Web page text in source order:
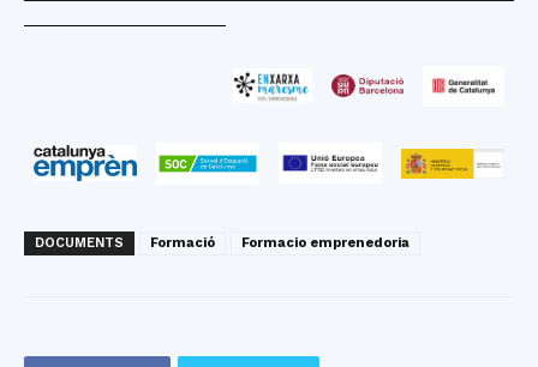
DOCUMENTS Formació Formacio emprenedoria